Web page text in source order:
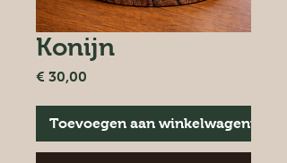
Konijn
€ 30,00
Toevoegen aan winkelwagentje